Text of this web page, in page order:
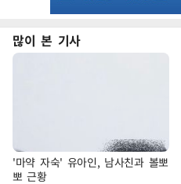
많이 본 기사
'마약 자숙' 유아인, 남사친과 볼뽀
뽀 근황